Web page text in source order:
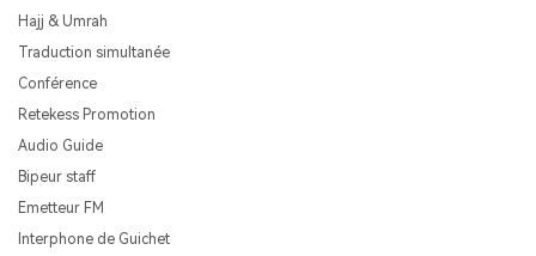
Hajj & Umrah
Traduction simultanée
Conférence
Retekess Promotion
Audio Guide
Bipeur staff
Emetteur FM
Interphone de Guichet